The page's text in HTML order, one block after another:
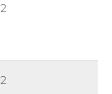
2
2